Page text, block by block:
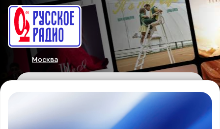
Москва